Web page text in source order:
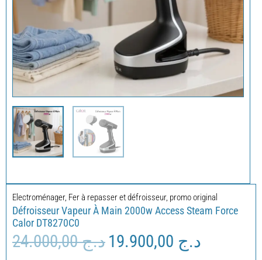
Electroménager, Fer à repasser et défroisseur, promo original
Défroisseur Vapeur À Main 2000w Access Steam Force
Calor DT8270C0
د.ج24.000,00
Le
د.ج